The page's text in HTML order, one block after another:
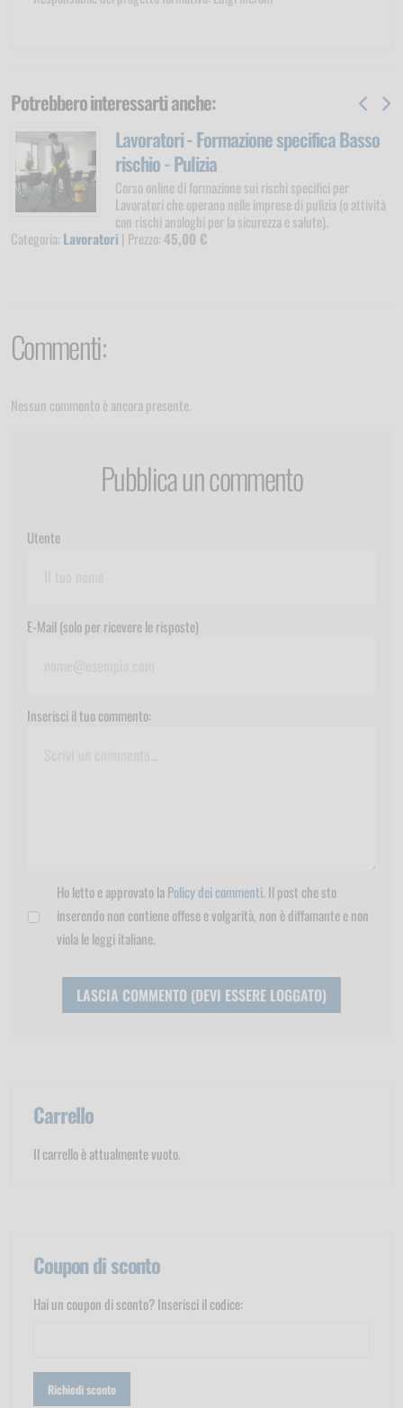
Potrebbero interessarti anche:
Lavoratori - Formazione specifica Basso
rischio - Pulizia
Corso online di formazione sui rischi specifici per
Lavoratori che operano nelle imprese di pulizia (o attività
con rischi analoghi per la sicurezza e salute).
Categoria: Lavoratori | Prezzo: 45,00 €
Commenti:
Nessun commento è ancora presente.
Pubblica un commento
Utente
E-Mail (solo per ricevere le risposte)
Inserisci il tuo commento:
Ho letto e approvato laPolicy dei commenti. Il post che sto
inserendo non contiene offese e volgarità, non è diffamante e non
viola le leggi italiane.
Carrello
Il carrello è attualmente vuoto.
Coupon di sconto
Hai un coupon di sconto? Inserisci il codice: